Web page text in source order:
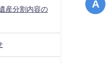
産分割内容の